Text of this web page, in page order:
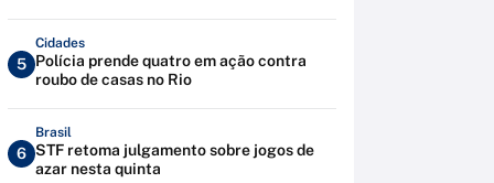
5
Cidades
Polícia prende quatro em ação contra
roubo de casas no Rio
6
Brasil
STF retoma julgamento sobre jogos de
azar nesta quinta